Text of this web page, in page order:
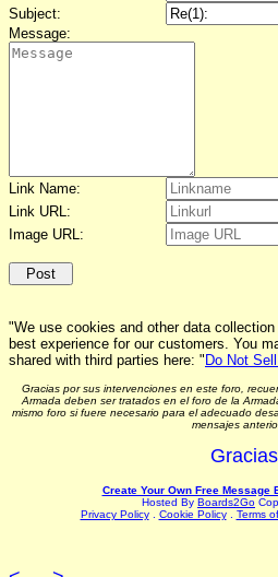
Subject:
Message:
Link Name:
Link URL:
Image URL:
"We use cookies and other data
best experience for our customers. You
shared with third parties here: " Do Not
Gracias por sus intervenciones en este foro,
Armada deben ser tratados en el foro de la
mismo foro si fuere necesario para el adecuado
mensajes
Gracias
Create Your Own Free Message
Hosted By Boards2Go
Privacy Policy. Cookie Policy. Terms